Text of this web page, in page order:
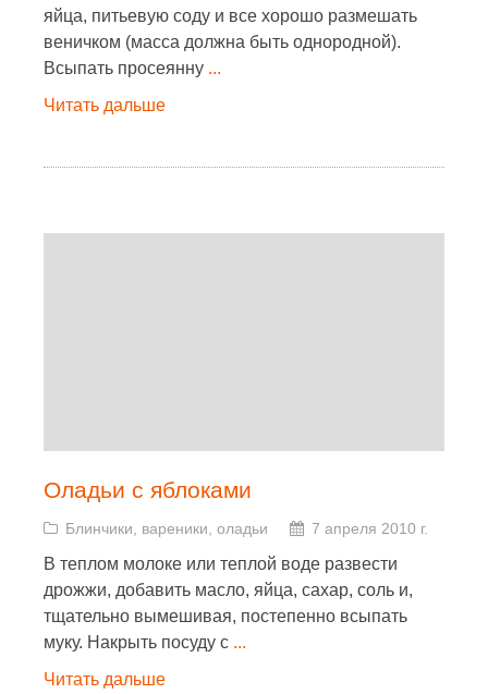
яйца, питьевую соду и все хорошо размешать
веничком (масса должна быть однородной).
Всыпать просеянну ...
Читать дальше
Оладьи с яблоками
Блинчики, вареники, оладьи 7 апреля 2010 г.
В теплом молоке или теплой воде развести
дрожжи, добавить масло, яйца, сахар, соль и,
тщательно вымешивая, постепенно всыпать
муку. Накрыть посуду с ...
Читать дальше